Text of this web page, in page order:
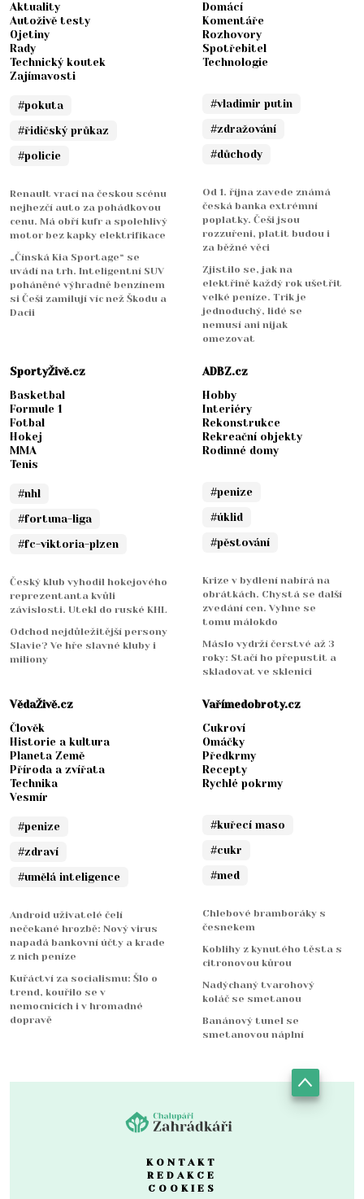
Aktuality
Autoživě testy
Ojetiny
Rady
Technický koutek
Zajímavosti
#pokuta
#řidičský průkaz
#policie
Renault vrací na českou scénu
nejhezčí auto za pohádkovou
cenu. Má obří kufr a spolehlivý
motor bez kapky elektrifikace
„Čínská Kia Sportage“ se
uvádí na trh. Inteligentní SUV
poháněné výhradně benzínem
si Češi zamilují víc než Škodu a
Dacii
Domácí
Komentáře
Rozhovory
Spotřebitel
Technologie
#vladimir putin
#zdražování
#důchody
Od 1. října zavede známá
česká banka extrémní
poplatky. Češi jsou
rozzuřeni, platit budou i
za běžné věci
Zjistilo se, jak na
elektřině každý rok ušetřit
velké peníze. Trik je
jednoduchý, lidé se
nemusí ani nijak
omezovat
SportyŽivě.cz
Basketbal
Formule 1
Fotbal
Hokej
MMA
Tenis
#nhl
#fortuna-liga
#fc-viktoria-plzen
Český klub vyhodil hokejového
reprezentanta kvůli
závislosti. Utekl do ruské KHL
Odchod nejdůležitější persony
Slavie? Ve hře slavné kluby i
miliony
ADBZ.cz
Hobby
Interiéry
Rekonstrukce
Rekreační objekty
Rodinné domy
#penize
#úklid
#pěstování
Krize v bydlení nabírá na
obrátkách. Chystá se další
zvedání cen. Vyhne se
tomu málokdo
Máslo vydrží čerstvé až 3
roky: Stačí ho přepustit a
skladovat ve sklenici
VědaŽivě.cz
Člověk
Historie a kultura
Planeta Země
Příroda a zvířata
Technika
Vesmír
#penize
#zdraví
#umělá inteligence
Android uživatelé čelí
nečekané hrozbě: Nový virus
napadá bankovní účty a krade
z nich peníze
Kuřáctví za socialismu: Šlo o
trend, kouřilo se v
nemocnicích i v hromadné
dopravě
Vařímedobroty.cz
Cukroví
Omáčky
Předkrmy
Recepty
Rychlé pokrmy
#kuřecí maso
#cukr
#med
Chlebové bramboráky s
česnekem
Koblihy z kynutého těsta s
citronovou kůrou
Nadýchaný tvarohový
koláč se smetanou
Banánový tunel se
smetanovou náplní
KONTAKT
REDAKCE
COOKIES